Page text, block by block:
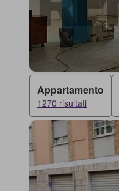
Appartamento
1270 risultati